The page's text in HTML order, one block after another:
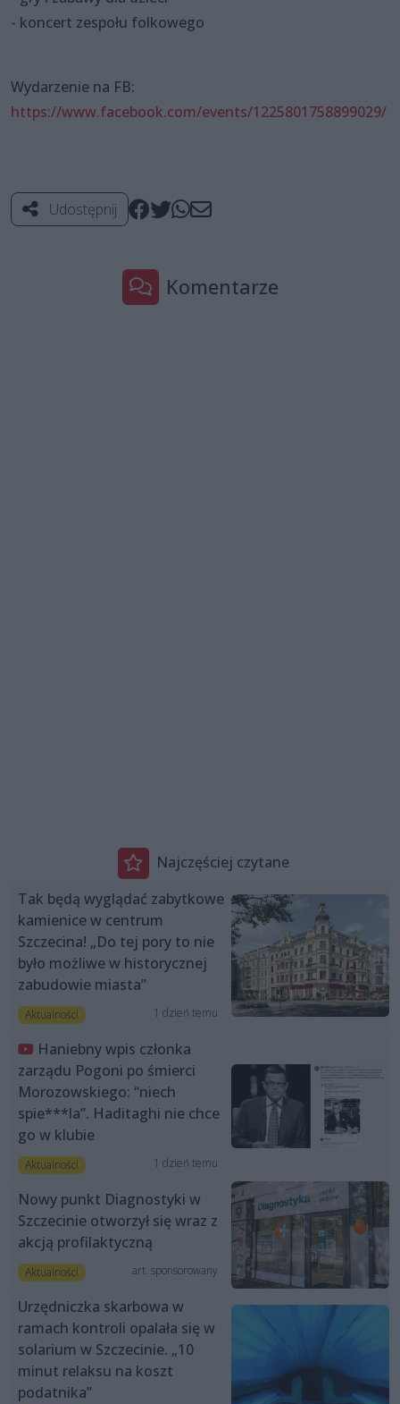
- koncert zespołu folkowego
Wydarzenie na FB:
https://www.facebook.com/events/1225801758899029/
Udostępnij
Komentarze
Najczęściej czytane
Tak będą wyglądać zabytkowe
kamienice w centrum
Szczecina! „Do tej pory to nie
było możliwe w historycznej
zabudowie miasta”
Aktualności 1 dzień temu
Haniebny wpis członka
zarządu Pogoni po śmierci
Morozowskiego: “niech
spie***la”. Haditaghi nie chce
go w klubie
Aktualności 1 dzień temu
Nowy punkt Diagnostyki w
Szczecinie otworzył się wraz z
akcją profilaktyczną
Aktualności art. sponsorowany
Urzędniczka skarbowa w
ramach kontroli opalała się w
solarium w Szczecinie. „10
minut relaksu na koszt
podatnika”